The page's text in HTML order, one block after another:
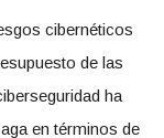
cibernéticos
de las
ha
en términos de